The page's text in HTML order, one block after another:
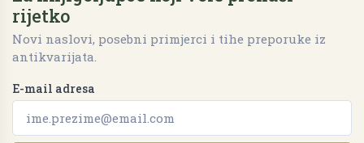
rijetko
Novi naslovi, posebni primjerci i tihe preporuke iz
antikvarijata.
E-mail adresa